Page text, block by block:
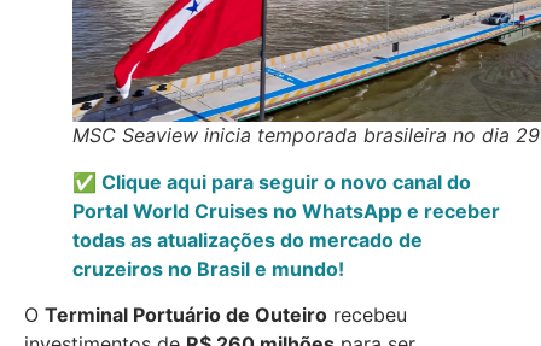
MSC Seaview inicia temporada brasileira no dia 29
✅ Clique aqui para seguir o novo canal do
Portal World Cruises no WhatsApp e receber
todas as atualizações do mercado de
cruzeiros no Brasil e mundo!
O Terminal Portuário de Outeiro recebeu